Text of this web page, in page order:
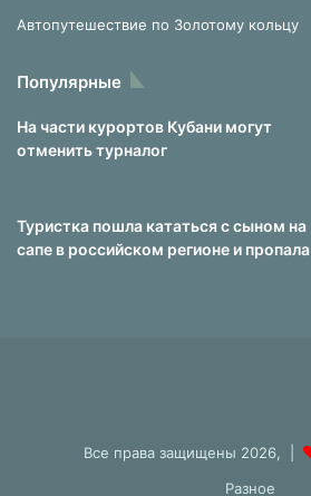
Автопутешествие по Золотому кольцу
Популярные
На части курортов Кубани могут
отменить турналог
Туристка пошла кататься с сыном на
сапе в российском регионе и пропала
Все права защищены 2026, |
Разное